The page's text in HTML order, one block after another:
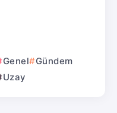
Genel
Gündem
Uzay